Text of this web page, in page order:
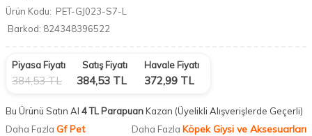
Ürün Kodu: PET-GJ023-S7-L
Barkod: 824348396522
Piyasa Fiyatı
384,53TL
Satış Fiyatı
384,53 TL
Havale Fiyatı
372,99 TL
Bu Ürünü Satın Al 4 TL ParapuanKazan (Üyelikli Alışverişlerde Geçerli)
Daha Fazla Gf Pet Daha Fazla Köpek Giysi ve Aksesuarları